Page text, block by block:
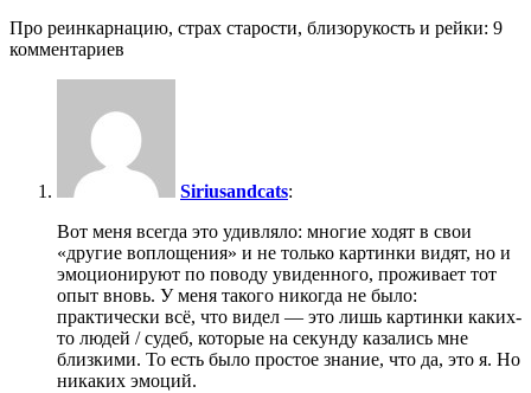
Про реинкарнацию, страх старости, близорукость и рейки: 9
комментариев
Siriusandcats:
Вот меня всегда это удивляло: многие ходят в свои
«другие воплощения» и не только картинки видят, но и
эмоционируют по поводу увиденного, проживает тот
опыт вновь. У меня такого никогда не было:
практически всё, что видел — это лишь картинки каких-
то людей / судеб, которые на секунду казались мне
близкими. То есть было простое знание, что да, это я. Но
никаких эмоций.